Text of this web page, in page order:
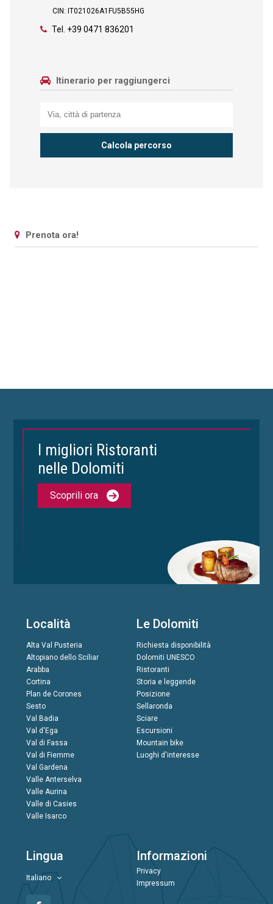
CIN: IT021026A1FU5B55HG
Tel. +39 0471 836201
Itinerario per raggiungerci
Prenota ora!
I migliori Ristoranti
nelle Dolomiti
Scoprili ora
Località
Alta Val Pusteria
Altopiano dello Sciliar
Arabba
Cortina
Plan de Corones
Sesto
Val Badia
Val d'Ega
Val di Fassa
Val di Fiemme
Val Gardena
Valle Anterselva
Valle Aurina
Valle di Casies
Valle Isarco
Le Dolomiti
Richiesta disponibilità
Dolomiti UNESCO
Ristoranti
Storia e leggende
Posizione
Sellaronda
Sciare
Escursioni
Mountain bike
Luoghi d'interesse
Lingua
Italiano
Informazioni
Privacy
Impressum